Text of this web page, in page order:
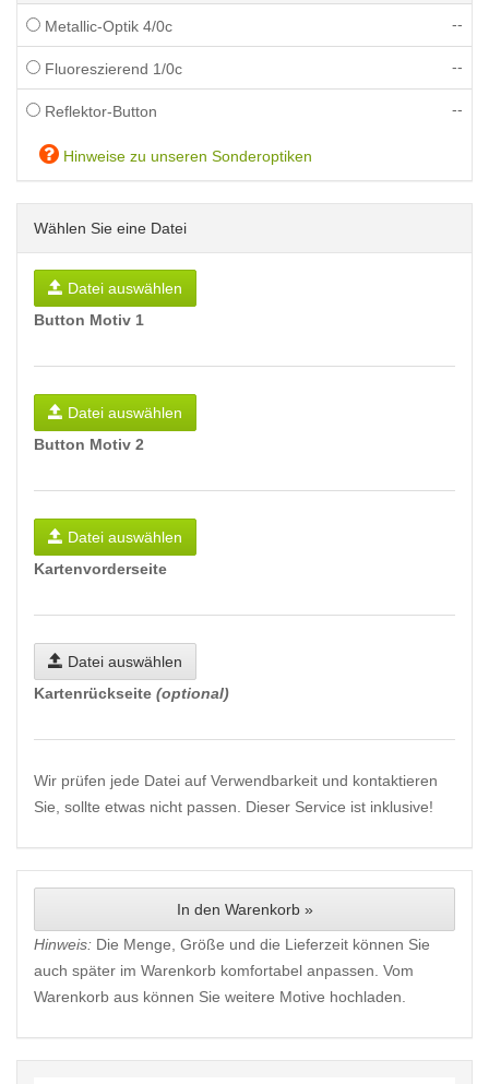
Metallic-Optik 4/0c --
Fluoreszierend 1/0c --
Reflektor-Button --
Hinweise zu unseren Sonderoptiken
Wählen Sie eine Datei
Datei auswählen
Button Motiv 1
Datei auswählen
Button Motiv 2
Datei auswählen
Kartenvorderseite
Datei auswählen
Kartenrückseite (optional)
Wir prüfen jede Datei auf Verwendbarkeit und kontaktieren
Sie, sollte etwas nicht passen. Dieser Service ist inklusive!
In den Warenkorb »
Hinweis: Die Menge, Größe und die Lieferzeit können Sie
auch später im Warenkorb komfortabel anpassen. Vom
Warenkorb aus können Sie weitere Motive hochladen.